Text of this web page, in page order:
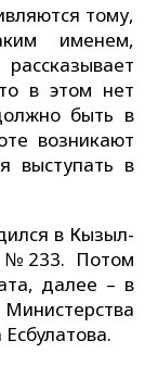
тому,
именем,
в этом нет
быть в
возникают
выступать в
в Кызыл­
№233. Потом
далее – в